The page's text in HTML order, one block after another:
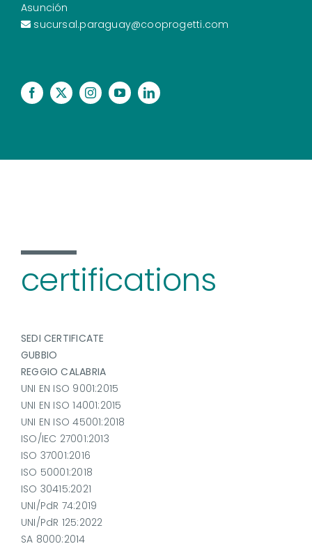
Asunción
sucursal.paraguay@cooprogetti.com
certifications
SEDI CERTIFICATE
GUBBIO
REGGIO CALABRIA
UNI EN ISO 9001:2015
UNI EN ISO 14001:2015
UNI EN ISO 45001:2018
ISO/IEC 27001:2013
ISO 37001:2016
ISO 50001:2018
ISO 30415:2021
UNI/PdR 74:2019
UNI/PdR 125:2022
SA 8000:2014